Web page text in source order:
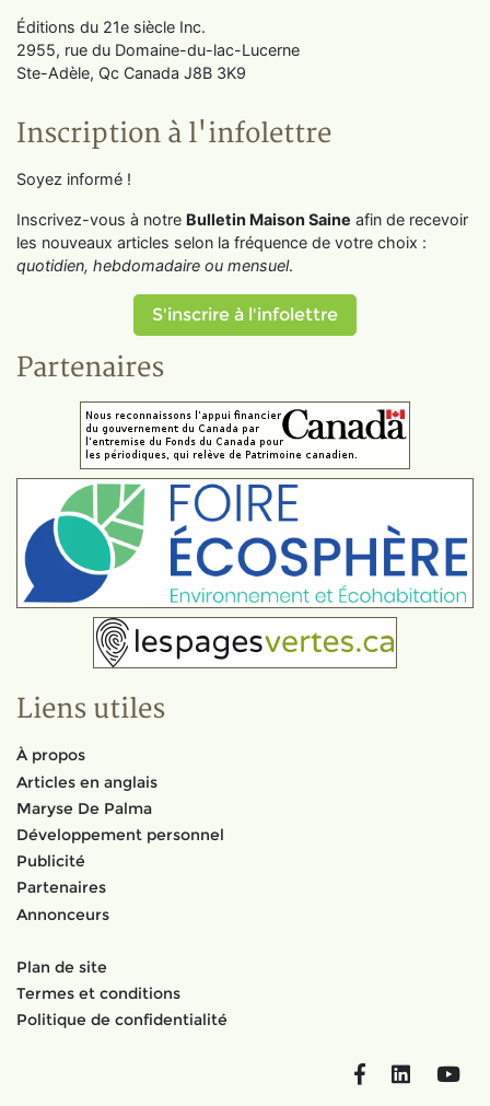
Éditions du 21e siècle Inc.
2955, rue du Domaine-du-lac-Lucerne
Ste-Adèle, Qc Canada J8B 3K9
Inscription à l'infolettre
Soyez informé !
Inscrivez-vous à notre Bulletin Maison Saine afin de recevoir
les nouveaux articles selon la fréquence de votre choix :
quotidien, hebdomadaire ou mensuel.
S'inscrire à l'infolettre
Partenaires
Liens utiles
À propos
Articles en anglais
Maryse De Palma
Développement personnel
Publicité
Partenaires
Annonceurs
Plan de site
Termes et conditions
Politique de confidentialité
FacebookLinkedIn